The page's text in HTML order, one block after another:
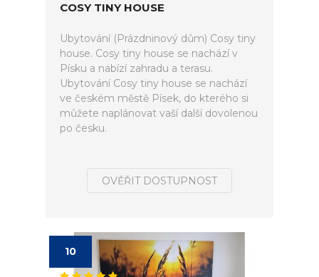
COSY TINY HOUSE
Ubytování (Prázdninový dům) Cosy tiny
house. Cosy tiny house se nachází v
Písku a nabízí zahradu a terasu.
Ubytování Cosy tiny house se nachází
ve českém městě Písek, do kterého si
můžete naplánovat vaší další dovolenou
po česku.
OVĚŘIT DOSTUPNOST
10